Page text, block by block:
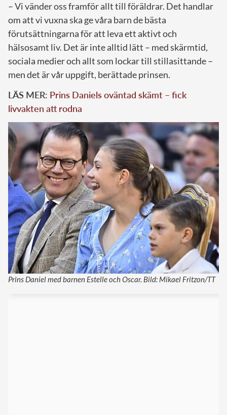
– Vi vänder oss framför allt till föräldrar. Det handlar
om att vi vuxna ska ge våra barn de bästa
förutsättningarna för att leva ett aktivt och
hälsosamt liv. Det är inte alltid lätt – med skärmtid,
sociala medier och allt som lockar till stillasittande –
men det är vår uppgift, berättade prinsen.
LÄS MER: Prins Daniels oväntad skämt – fick
livvakten att rodna
Prins Daniel med barnen Estelle och Oscar. Bild: Mikael Fritzon/TT